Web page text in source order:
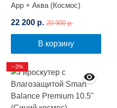
App + Аква (Космос)
22 200 р. 20 900 р.
В корзину
--2%